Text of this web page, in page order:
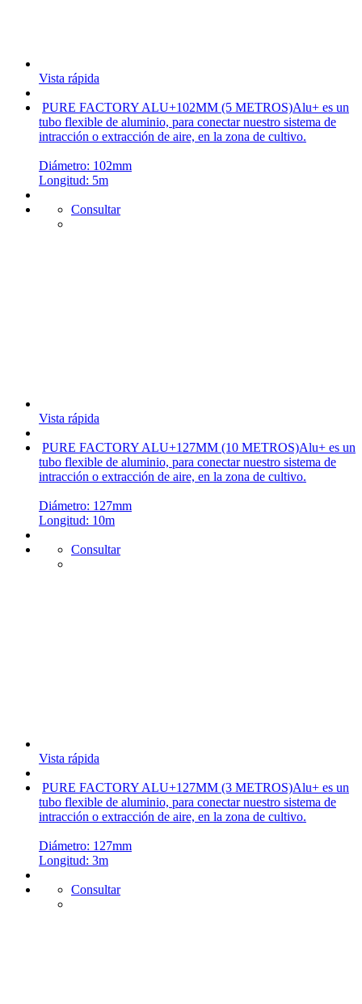
Vista rápida
PURE FACTORY ALU+102MM (5 METROS)Alu+ es un
tubo flexible de aluminio, para conectar nuestro sistema de
intracción o extracción de aire, en la zona de cultivo.
Diámetro: 102mm
Longitud: 5m
Consultar
Vista rápida
PURE FACTORY ALU+127MM (10 METROS)Alu+ es un
tubo flexible de aluminio, para conectar nuestro sistema de
intracción o extracción de aire, en la zona de cultivo.
Diámetro: 127mm
Longitud: 10m
Consultar
Vista rápida
PURE FACTORY ALU+127MM (3 METROS)Alu+ es un
tubo flexible de aluminio, para conectar nuestro sistema de
intracción o extracción de aire, en la zona de cultivo.
Diámetro: 127mm
Longitud: 3m
Consultar